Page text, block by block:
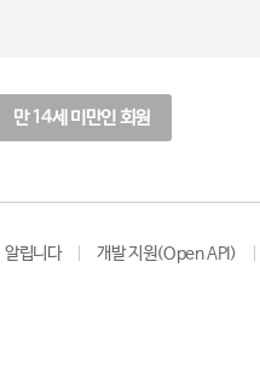
만 14세 미만인 회원
알립니다 개발 지원(Open API)